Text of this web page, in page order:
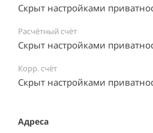
Скрыт настройками
Расчётный счёт
Скрыт настройками
Корр. счёт
Скрыт настройками
Адреса